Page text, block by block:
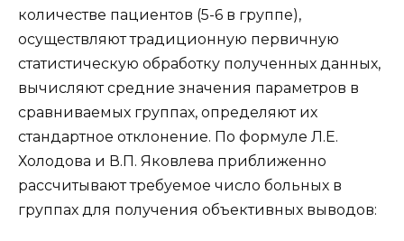
количестве пациентов (5-6 в группе),
осуществляют традиционную первичную
статистическую обработку полученных данных,
вычисляют средние значения параметров в
сравниваемых группах, определяют их
стандартное отклонение. По формуле Л.Е.
Холодова и В.П. Яковлева приближенно
рассчитывают требуемое число больных в
группах для получения объективных выводов: